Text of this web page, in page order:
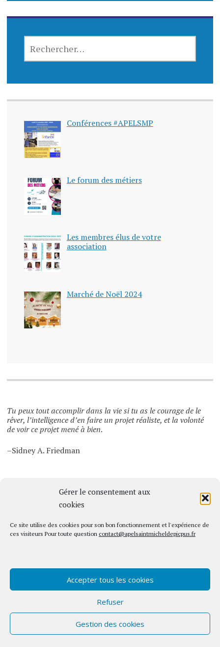
Gérer le consentement aux
cookies
Ce site utilise des cookies pour son bon fonctionnement et l'expérience de
ces visiteurs Pour toute question contact@apelsaintmicheldepicpus.fr
Accepter tous les cookies
Refuser
Gestion des cookies
Conférences #APELSMP
Le forum des métiers
Les membres élus de votre
association
Marché de Noël 2024
Tu peux tout accomplir dans la vie si tu as le courage de le
rêver, l’intelligence d’en faire un projet réaliste, et la volonté
de voir ce projet mené à bien.
–Sidney A. Friedman
Politique de consentement Mentions Légales
Politique de confidentialité Nous contacter
Fièrement propulsé par WordPress|Thème Apostrophe